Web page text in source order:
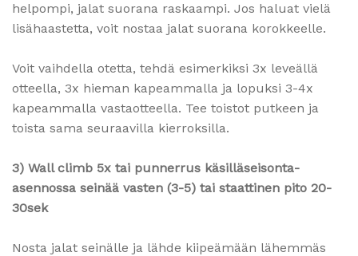
helpompi, jalat suorana raskaampi. Jos haluat vielä
lisähaastetta, voit nostaa jalat suorana korokkeelle.
Voit vaihdella otetta, tehdä esimerkiksi 3x leveällä
otteella, 3x hieman kapeammalla ja lopuksi 3-4x
kapeammalla vastaotteella. Tee toistot putkeen ja
toista sama seuraavilla kierroksilla.
3) Wall climb 5x tai punnerrus käsilläseisonta-
asennossa seinää vasten (3-5) tai staattinen pito 20-
30sek
Nosta jalat seinälle ja lähde kiipeämään lähemmäs